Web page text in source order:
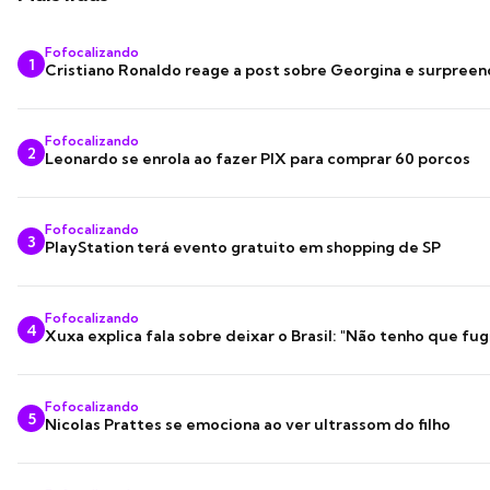
1
Fofocalizando
Cristiano Ronaldo reage a post sobre Georgina e
2
Fofocalizando
Leonardo se enrola ao fazer PIX para comprar 60 porcos
3
Fofocalizando
PlayStation terá evento gratuito em shopping de SP
4
Fofocalizando
Xuxa explica fala sobre deixar o Brasil: "Não tenho que
5
Fofocalizando
Nicolas Prattes se emociona ao ver ultrassom do filho